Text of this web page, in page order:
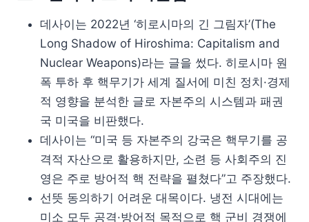
데사이는 2022년 ‘히로시마의 긴 그림자’(The
Long Shadow of Hiroshima: Capitalism and
Nuclear Weapons)라는 글을 썼다. 히로시마 원
폭 투하 후 핵무기가 세계 질서에 미친 정치·경제
적 영향을 분석한 글로 자본주의 시스템과 패권
국 미국을 비판했다.
데사이는 “미국 등 자본주의 강국은 핵무기를 공
격적 자산으로 활용하지만, 소련 등 사회주의 진
영은 주로 방어적 핵 전략을 펼쳤다”고 주장했다.
선뜻 동의하기 어려운 대목이다. 냉전 시대에는
미소 모두 공격·방어적 목적으로 핵 군비 경쟁에